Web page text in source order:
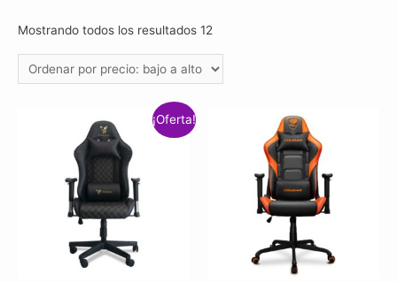
Mostrando todos los resultados 12
¡Oferta!